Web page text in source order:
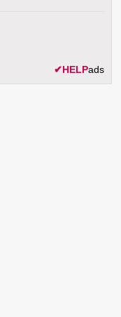
✔HELPads